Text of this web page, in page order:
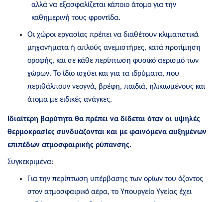
αλλά να εξασφαλίζεται κάποιο άτομο για την
καθημερινή τους φροντίδα.
Οι χώροι εργασίας πρέπει να διαθέτουν κλιματιστικά
μηχανήματα ή απλούς ανεμιστήρες, κατά προτίμηση
οροφής, και σε κάθε περίπτωση φυσικό αερισμό των
χώρων. Το ίδιο ισχύει και για τα ιδρύματα, που
περιθάλπουν νεογνά, βρέφη, παιδιά, ηλικιωμένους και
άτομα με ειδικές ανάγκες.
Ιδιαίτερη βαρύτητα θα πρέπει να δίδεται όταν οι υψηλές
θερμοκρασίες συνδυάζονται και με φαινόμενα αυξημένων
επιπέδων ατμοσφαιρικής ρύπανσης.
Συγκεκριμένα:
Για την περίπτωση υπέρβασης των ορίων του όζοντος
στον ατμοσφαιρικό αέρα, το Υπουργείο Υγείας έχει